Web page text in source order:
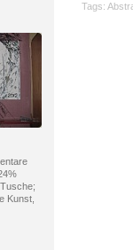
Kunst,
Tags: